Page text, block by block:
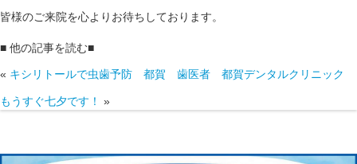
皆様のご来院を心よりお待ちしております。
■ 他の記事を読む■
« キシリトールで虫歯予防 都賀 歯医者 都賀デンタルクリニック
もうすぐ七夕です！ »